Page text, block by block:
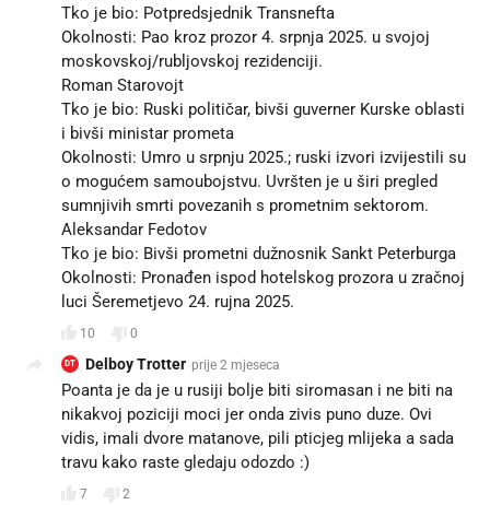
Tko je bio: Potpredsjednik Transnefta
Okolnosti: Pao kroz prozor 4. srpnja 2025. u svojoj
moskovskoj/rubljovskoj rezidenciji.
Roman Starovojt
Tko je bio: Ruski političar, bivši guverner Kurske oblasti
i bivši ministar prometa
Okolnosti: Umro u srpnju 2025.; ruski izvori izvijestili su
o mogućem samoubojstvu. Uvršten je u širi pregled
sumnjivih smrti povezanih s prometnim sektorom.
Aleksandar Fedotov
Tko je bio: Bivši prometni dužnosnik Sankt Peterburga
Okolnosti: Pronađen ispod hotelskog prozora u zračnoj
luci Šeremetjevo 24. rujna 2025.
10 0
DT Delboy Trotter prije 2 mjeseca
Poanta je da je u rusiji bolje biti siromasan i ne biti na
nikakvoj poziciji moci jer onda zivis puno duze. Ovi
vidis, imali dvore matanove, pili pticjeg mlijeka a sada
travu kako raste gledaju odozdo :)
7
2